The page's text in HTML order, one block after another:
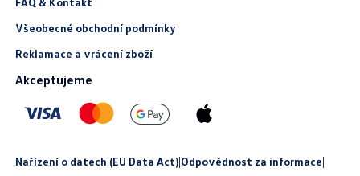
Všeobecné obchodní podmínky
Reklamace a vrácení zboží
Akceptujeme
Nařízení o datech (EU Data Act)|Odpovědnost za informace|